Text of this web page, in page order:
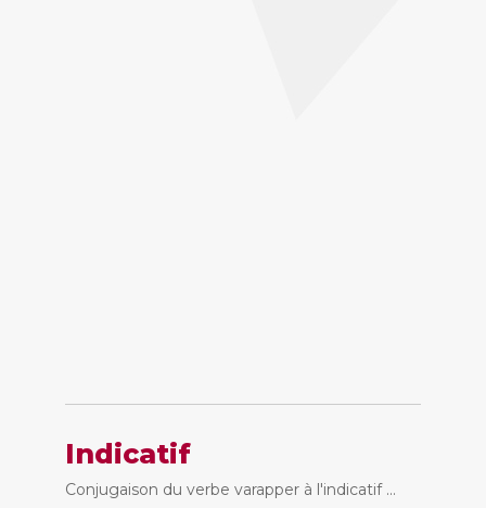
Indicatif
Conjugaison du verbe varapper à l'indicatif ...